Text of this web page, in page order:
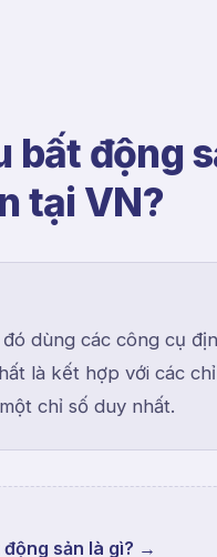
động
tại VN?
dùng các công cụ
là kết hợp với các
chỉ số duy nhất.
sản là gì? →